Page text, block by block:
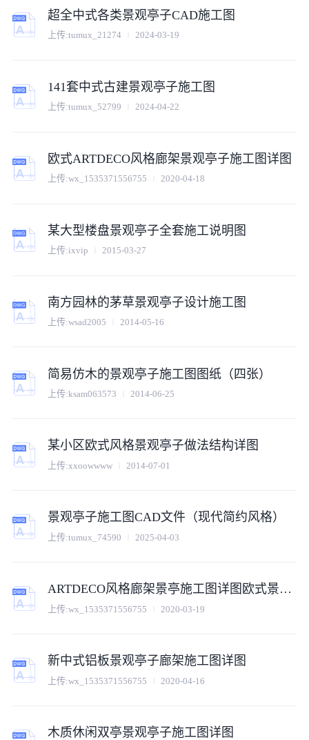
超全中式各类景观亭子CAD施工图
上传:tumux_21274 2024-03-19
141套中式古建景观亭子施工图
上传:tumux_52799 2024-04-22
欧式ARTDECO风格廊架景观亭子施工图详图
上传:wx_1535371556755 2020-04-18
某大型楼盘景观亭子全套施工说明图
上传:ixvip 2015-03-27
南方园林的茅草景观亭子设计施工图
上传:wsad2005 2014-05-16
简易仿木的景观亭子施工图图纸（四张）
上传:ksam063573 2014-06-25
某小区欧式风格景观亭子做法结构详图
上传:xxoowwww 2014-07-01
景观亭子施工图CAD文件（现代简约风格）
上传:tumux_74590 2025-04-03
ARTDECO风格廊架景亭施工图详图欧式景观亭子
上传:wx_1535371556755 2020-03-19
新中式铝板景观亭子廊架施工图详图
上传:wx_1535371556755 2020-04-16
木质休闲双亭景观亭子施工图详图